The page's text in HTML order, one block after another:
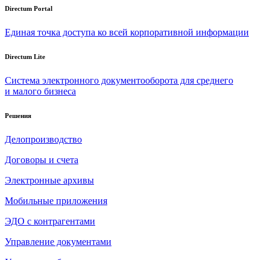
Directum Portal
Единая точка доступа ко всей корпоративной информации
Directum Lite
Система электронного документооборота для среднего
и малого бизнеса
Решения
Делопроизводство
Договоры и счета
Электронные архивы
Мобильные приложения
ЭДО с контрагентами
Управление документами